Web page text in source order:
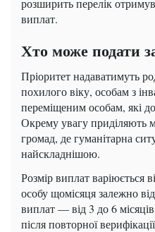
виплат.
Хто може подати
Пріоритет надаватимуть
похилого віку, особам з
переміщеним особам, які
Окрему увагу
громад, де гуманітарна
найскладнішою.
Розмір виплат варіюється
особу щомісяця залежно
виплат — від 3 до 6
після повторної